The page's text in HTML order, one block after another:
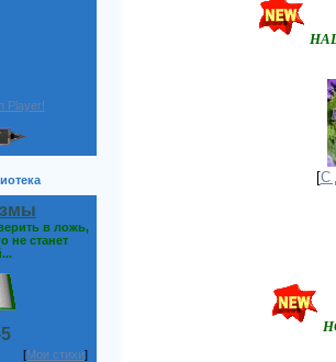
Player!
в ложь,
не станет
[Мои стихи]
[С